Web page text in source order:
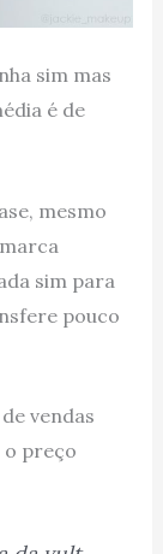
sim mas
é de
mesmo
sim para
pouco
vendas
o preço